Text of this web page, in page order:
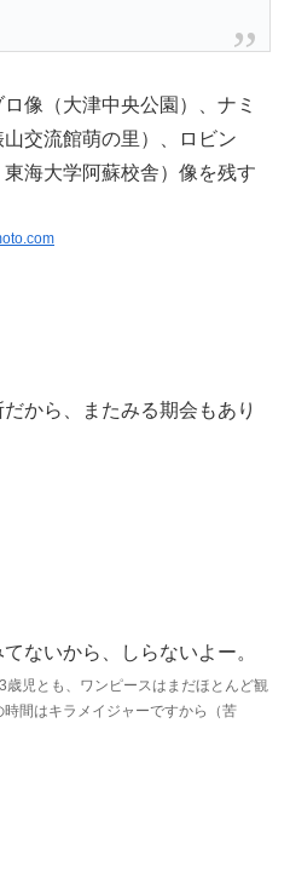
像（大津中央公園）、ナミ
交流館萌の里）、ロビン
東海大学阿蘇校舎）像を残す
から、またみる期会もあり
ないから、しらないよー。
児とも、ワンピースはまだほとんど観
間はキラメイジャーですから（苦